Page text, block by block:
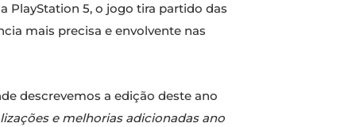
PlayStation 5, o jogo tira partido das
mais precisa e envolvente nas
descrevemos a edição deste ano
e melhorias adicionadas ano